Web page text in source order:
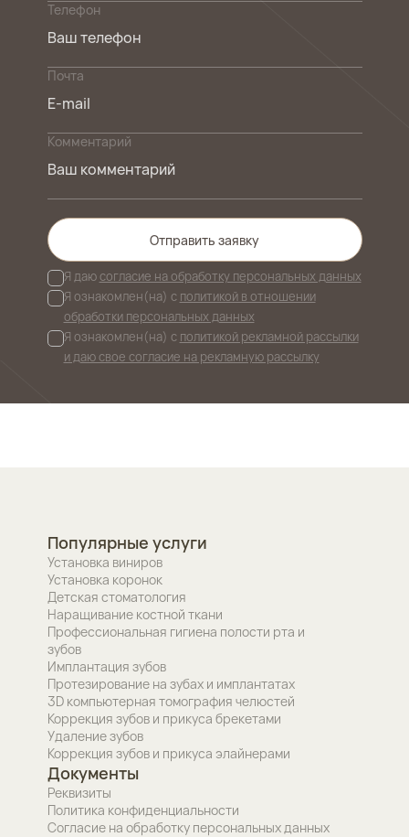
Телефон
Почта
Комментарий
Отправить заявку
Я даюсогласие на обработку персональных данных
Я ознакомлен(на) с политикой в отношении
обработки персональных данных
Я ознакомлен(на) с политикой рекламной рассылки
и даю свое согласие на рекламную рассылку
Популярные услуги
Установка виниров
Установка коронок
Детская стоматология
Наращивание костной ткани
Профессиональная гигиена полости рта и
зубов
Имплантация зубов
Протезирование на зубах и имплантатах
3D компьютерная томография челюстей
Коррекция зубов и прикуса брекетами
Удаление зубов
Коррекция зубов и прикуса элайнерами
Документы
Реквизиты
Политика конфиденциальности
Согласие на обработку персональных данных